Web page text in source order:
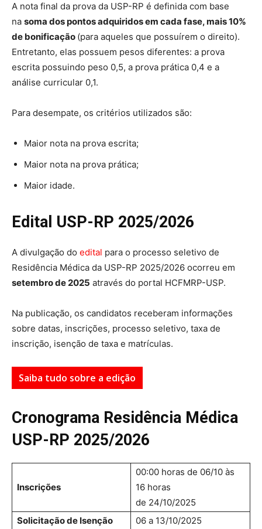
A nota final da prova da USP-RP é definida com base
na soma dos pontos adquiridos em cada fase, mais 10%
de bonificação (para aqueles que possuírem o direito).
Entretanto, elas possuem pesos diferentes: a prova
escrita possuindo peso 0,5, a prova prática 0,4 e a
análise curricular 0,1.
Para desempate, os critérios utilizados são:
Maior nota na prova escrita;
Maior nota na prova prática;
Maior idade.
Edital USP-RP 2025/2026
A divulgação do edital para o processo seletivo de
Residência Médica da USP-RP 2025/2026 ocorreu em
setembro de 2025 através do portal HCFMRP-USP.
Na publicação, os candidatos receberam informações
sobre datas, inscrições, processo seletivo, taxa de
inscrição, isenção de taxa e matrículas.
Saiba tudo sobre a edição
Cronograma Residência Médica
USP-RP 2025/2026
Inscrições
00:00 horas de 06/10 às
16 horas
de 24/10/2025
Solicitação de Isenção
06 a 13/10/2025